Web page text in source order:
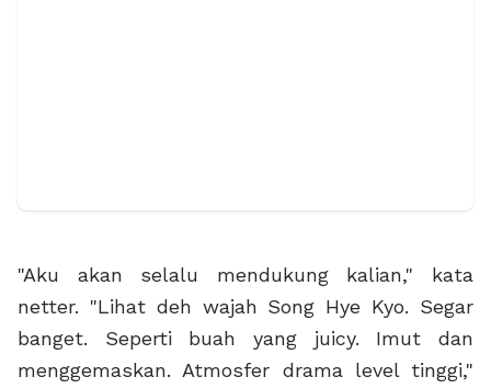
"Aku akan selalu mendukung kalian," kata
netter. "Lihat deh wajah Song Hye Kyo. Segar
banget. Seperti buah yang juicy. Imut dan
menggemaskan. Atmosfer drama level tinggi,"